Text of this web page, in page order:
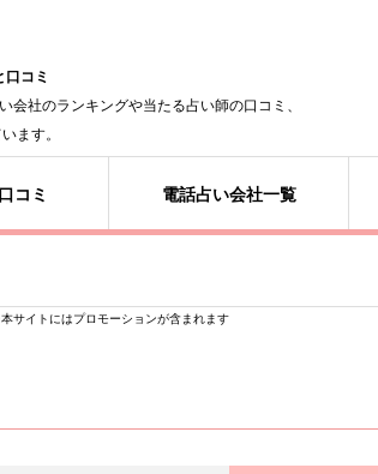
コミ
会社のランキングや当たる占い師の口コミ、
ます。
コミ 電話占い会社一覧
サイトにはプロモーションが含まれます